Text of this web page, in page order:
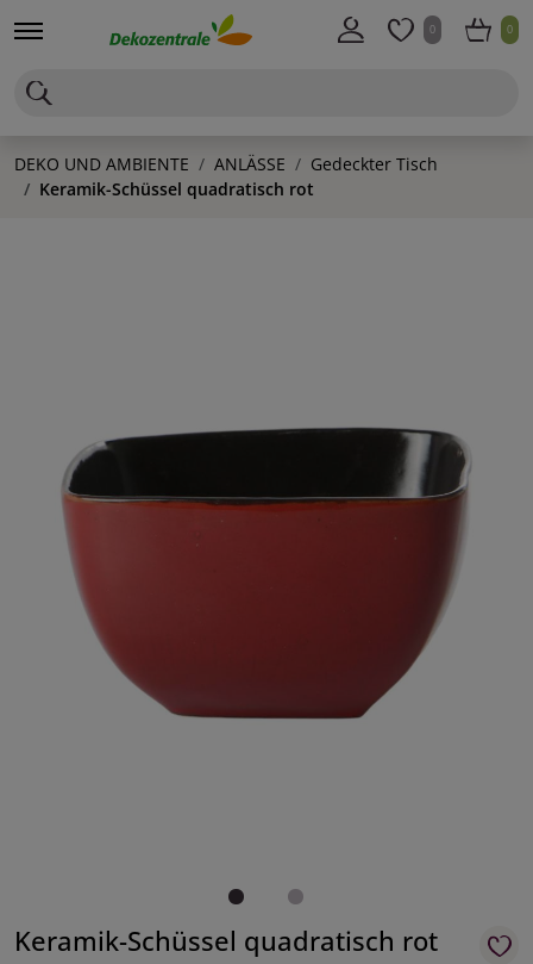
0 0
DEKO UND AMBIENTE ANLÄSSE
Gedeckter Tisch
Keramik-Schüssel quadratisch rot
Keramik-Schüssel quadratisch rot